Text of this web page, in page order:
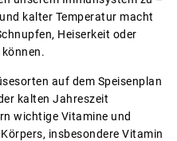
kalter Temperatur macht
Heiserkeit oder
auf dem Speisenplan
kalten Jahreszeit
wichtige Vitamine und
insbesondere Vitamin